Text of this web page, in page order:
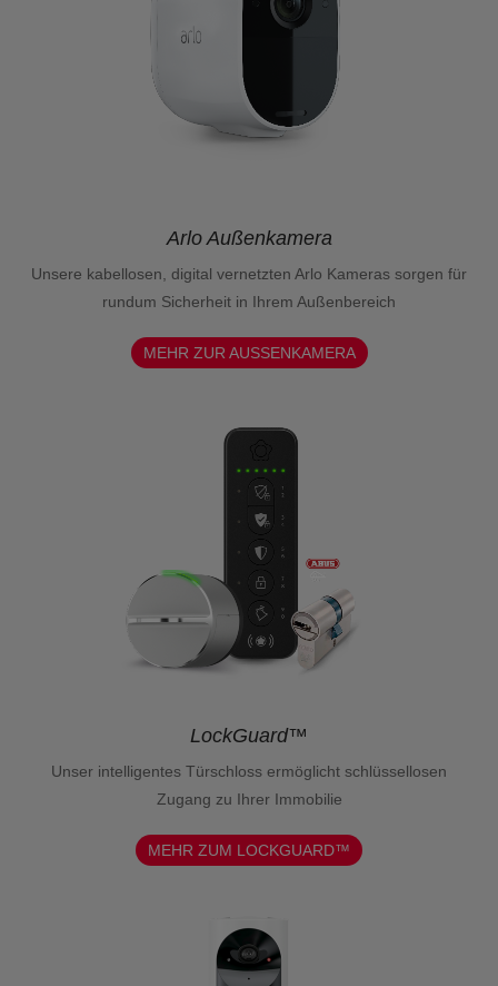
Arlo Außenkamera
Unsere kabellosen, digital vernetzten Arlo Kameras sorgen für
rundum Sicherheit in Ihrem Außenbereich
MEHR ZUR AUSSENKAMERA
LockGuard™
Unser intelligentes Türschloss ermöglicht schlüssellosen
Zugang zu Ihrer Immobilie
MEHR ZUM LOCKGUARD™